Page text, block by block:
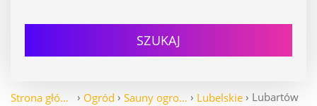
SZUKAJ
Strona główna Ogród Sauny ogrodowe Lubelskie Lubartów